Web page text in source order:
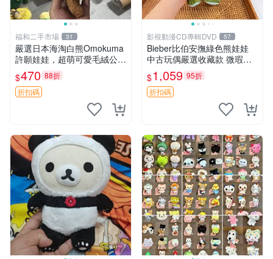
福和二手市場 31
嚴選日本海淘白熊Omokuma
許願娃娃，超萌可愛毛絨公仔
推薦收藏 白熊 Omokuma 毛
絨玩具 偽裝娃娃 玩具擺飾
$470 88折
折扣碼
影視動漫CD專輯DVD 57
Bieber比伯安撫綠色熊娃娃
中古玩偶嚴選收藏款 微瑕輕
度使用 Bieber綠熊娃娃 中古
玩偶 微瑕
$1,059 95折
折扣碼